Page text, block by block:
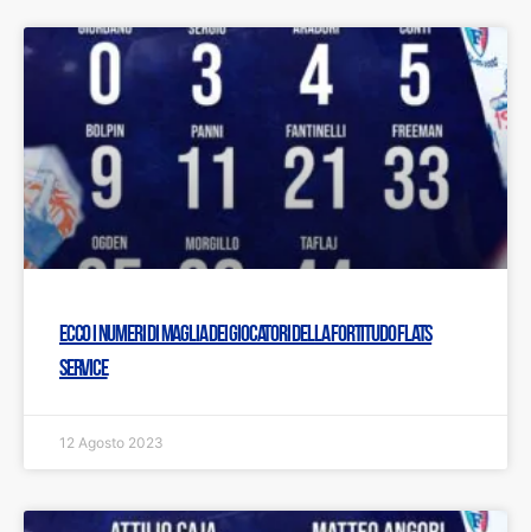
Ecco i numeri di maglia dei giocatori della Fortitudo Flats
Service
12 Agosto 2023